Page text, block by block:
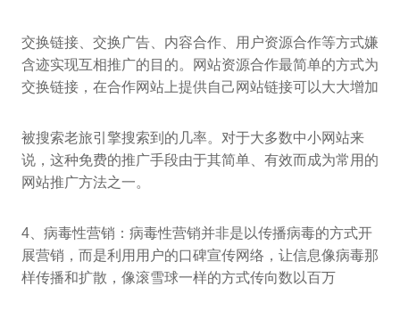
交换链接、交换广告、内容合作、用户资源合作等方式嫌
含迹实现互相推广的目的。网站资源合作最简单的方式为
交换链接，在合作网站上提供自己网站链接可以大大增加
被搜索老旅引擎搜索到的几率。对于大多数中小网站来
说，这种免费的推广手段由于其简单、有效而成为常用的
网站推广方法之一。
4、病毒性营销：病毒性营销并非是以传播病毒的方式开
展营销，而是利用用户的口碑宣传网络，让信息像病毒那
样传播和扩散，像滚雪球一样的方式传向数以百万